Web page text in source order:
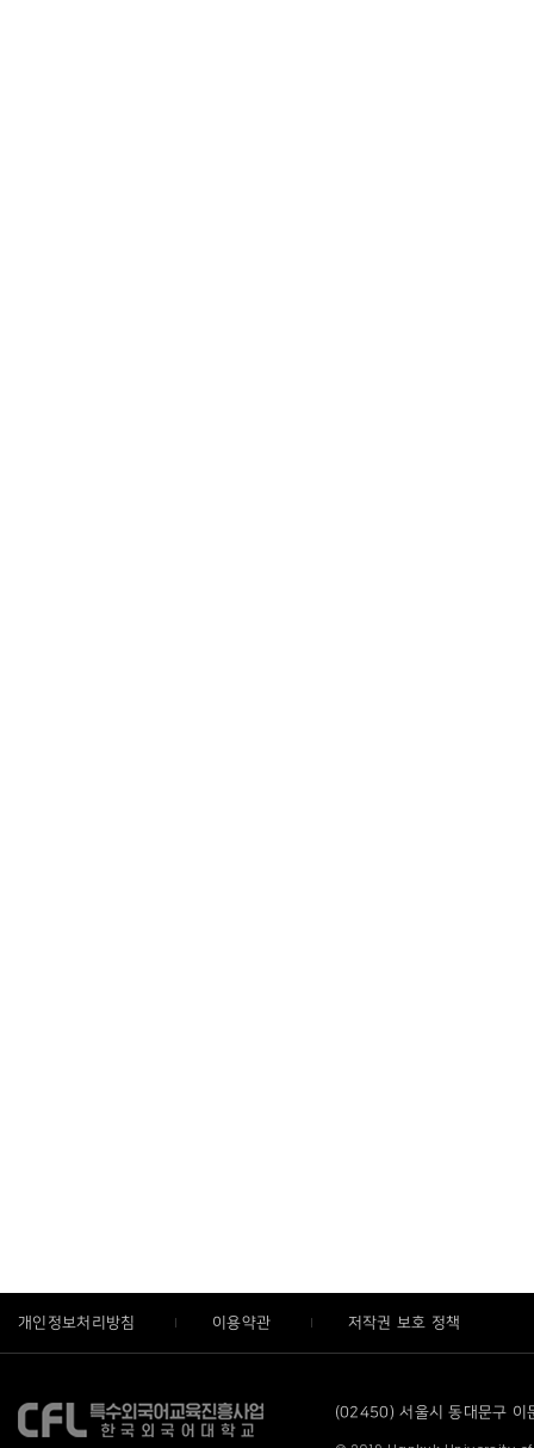
개인정보처리방침 이용약관 저작권 보호 정책
(02450) 서울시 동대문구